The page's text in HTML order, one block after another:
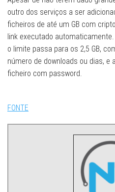
outro dos serviços a ser
ficheiros de até um GB com
link executado
o limite passa para os 2,5 GB,
número de downloads ou dias, e
ficheiro com password.
FONTE